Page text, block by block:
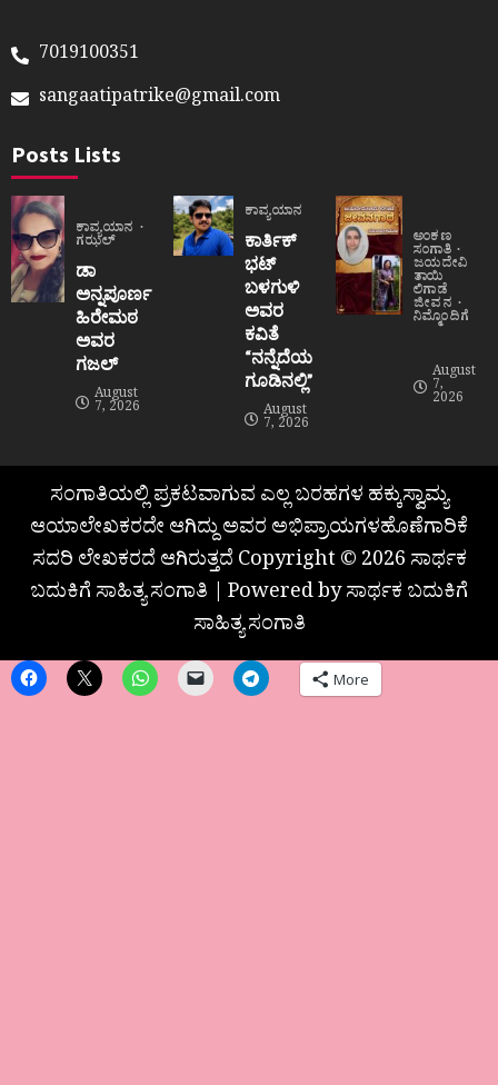
7019100351
sangaatipatrike@gmail.com
Posts Lists
ಕಾವ್ಯಯಾನ
ಗಝಲ್
ಡಾ
ಅನ್ನಪೂರ್ಣ
ಹಿರೇಮಠ
ಅವರ
ಗಜಲ್
August
7, 2026
ಕಾವ್ಯಯಾನ
ಕಾರ್ತಿಕ್
ಭಟ್
ಬಳಗುಳಿ
ಅವರ
ಕವಿತೆ
“ನನ್ನೆದೆಯ
ಗೂಡಿನಲ್ಲಿ”
August
7, 2026
ಅಂಕಣ
ಸಂಗಾತಿ
ಜಯದೇವಿ
ತಾಯಿ
ಲಿಗಾಡೆ
ಜೀವನ
ನಿಮ್ಮೊಂದಿಗೆ
August
7,
2026
ಸಂಗಾತಿಯಲ್ಲಿ ಪ್ರಕಟವಾಗುವ ಎಲ್ಲ ಬರಹಗಳ ಹಕ್ಕುಸ್ವಾಮ್ಯ
ಆಯಾಲೇಖಕರದೇ ಆಗಿದ್ದು ಅವರ ಅಭಿಪ್ರಾಯಗಳಹೊಣೆಗಾರಿಕೆ
ಸದರಿ ಲೇಖಕರದೆ ಆಗಿರುತ್ತದೆ Copyright © 2026 ಸಾರ್ಥಕ
ಬದುಕಿಗೆ ಸಾಹಿತ್ಯ ಸಂಗಾತಿ | Powered by ಸಾರ್ಥಕ ಬದುಕಿಗೆ
ಸಾಹಿತ್ಯ ಸಂಗಾತಿ
More